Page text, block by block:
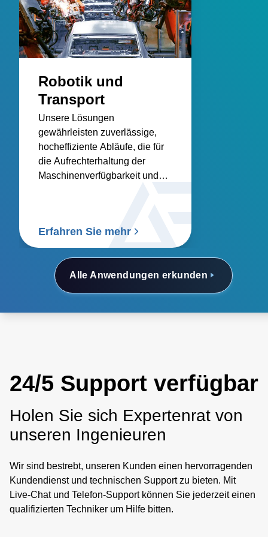
Alle Anwendungen erkunden
Robotik und
Transport
Unsere Lösungen
gewährleisten zuverlässige,
hocheffiziente Abläufe, die für
die Aufrechterhaltung der
Maschinenverfügbarkeit und
Erfahren Sie mehr
24/5 Support verfügbar
Holen Sie sich Expertenrat von
unseren Ingenieuren
Wir sind bestrebt, unseren Kunden einen hervorragenden
Kundendienst und technischen Support zu bieten. Mit
Live-Chat und Telefon-Support können Sie jederzeit einen
qualifizierten Techniker um Hilfe bitten.